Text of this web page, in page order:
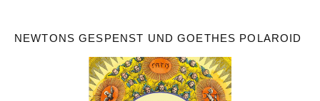
NEWTONS GESPENST UND GOETHES POLAROID